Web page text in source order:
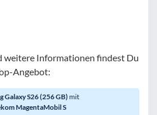
weitere Informationen findest Du
Angebot:
Galaxy S26 (256 GB) mit
MagentaMobil S